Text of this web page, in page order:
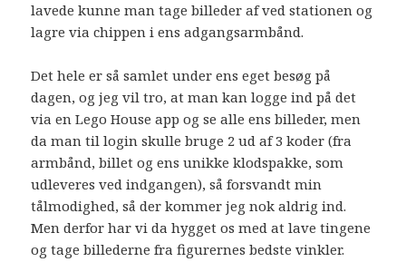
lavede kunne man tage billeder af ved stationen og
lagre via chippen i ens adgangsarmbånd.
Det hele er så samlet under ens eget besøg på
dagen, og jeg vil tro, at man kan logge ind på det
via en Lego House app og se alle ens billeder, men
da man til login skulle bruge 2 ud af 3 koder (fra
armbånd, billet og ens unikke klodspakke, som
udleveres ved indgangen), så forsvandt min
tålmodighed, så der kommer jeg nok aldrig ind.
Men derfor har vi da hygget os med at lave tingene
og tage billederne fra figurernes bedste vinkler.